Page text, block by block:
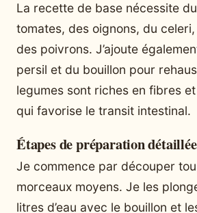
La recette de base nécessite
tomates, des oignons, du
des poivrons. J’ajoute
persil et du bouillon pour
legumes sont riches en fibres
qui favorise le transit intestinal.
Étapes de préparation
Je commence par découper
morceaux moyens. Je les
litres d’eau avec le bouillon et